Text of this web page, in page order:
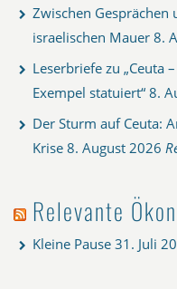
Zwischen Gesprächen
israelischen Mauer 8.
Leserbriefe zu „Ceuta
Exempel statuiert“ 8.
Der Sturm auf Ceuta:
Krise 8. August 2026
Relevante
Kleine Pause 31. Juli